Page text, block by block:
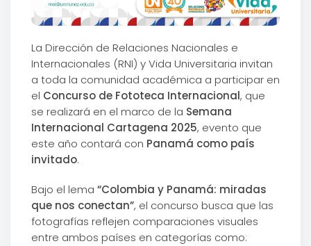
La Dirección de Relaciones Nacionales e
Internacionales (RNI) y Vida Universitaria invitan
a toda la comunidad académica a participar en
el Concurso de Fototeca Internacional, que
se realizará en el marco de la Semana
Internacional Cartagena 2025, evento que
este año contará con Panamá como país
invitado.
Bajo el lema “Colombia y Panamá: miradas
que nos conectan”, el concurso busca que las
fotografías reflejen comparaciones visuales
entre ambos países en categorías como: